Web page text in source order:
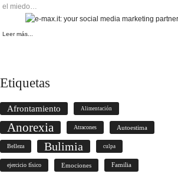
el miedo…
Leer más...
Etiquetas
Afrontamiento Alimentación
Anorexia Atracones Autoestima
Belleza Bulimia culpa
ejercicio físico Emociones Familia